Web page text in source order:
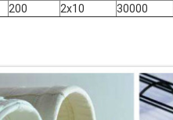
200 2x10 30000